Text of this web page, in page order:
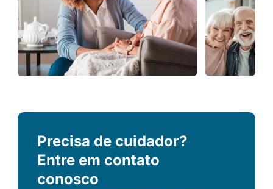
Precisa de cuidador?
Entre em contato
conosco